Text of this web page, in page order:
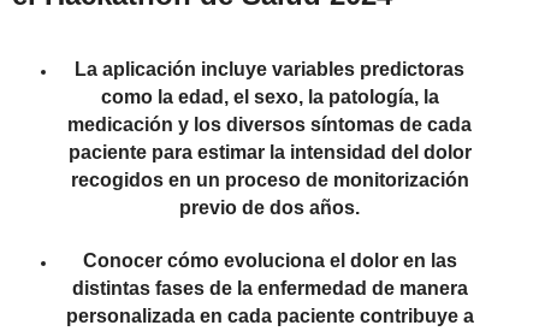
La aplicación incluye variables predictoras
como la edad, el sexo, la patología, la
medicación y los diversos síntomas de cada
paciente para estimar la intensidad del dolor
recogidos en un proceso de monitorización
previo de dos años.
Conocer cómo evoluciona el dolor en las
distintas fases de la enfermedad de manera
personalizada en cada paciente contribuye a